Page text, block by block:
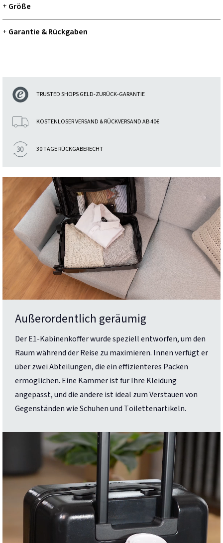
+ Größe
+ Garantie & Rückgaben
TRUSTED SHOPS GELD-ZURÜCK-GARANTIE
KOSTENLOSER VERSAND & RÜCKVERSAND AB 40€
30 TAGE RÜCKGABERECHT
Außerordentlich geräumig
Der E1-Kabinenkoffer wurde speziell entworfen, um den
Raum während der Reise zu maximieren. Innen verfügt er
über zwei Abteilungen, die ein effizienteres Packen
ermöglichen. Eine Kammer ist für Ihre Kleidung
angepasst, und die andere ist ideal zum Verstauen von
Gegenständen wie Schuhen und Toilettenartikeln.